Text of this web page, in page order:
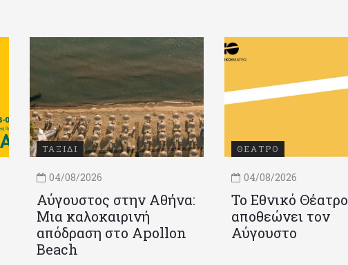
ΤΑΞΙΔΙ
04/08/2026
Αύγουστος στην Αθήνα:
Μια καλοκαιρινή
απόδραση στο Apollon
Beach
ΘΕΑΤΡΟ
04/08/2026
Το Εθνικό Θέατρο
αποθεώνει τον
Αύγουστο